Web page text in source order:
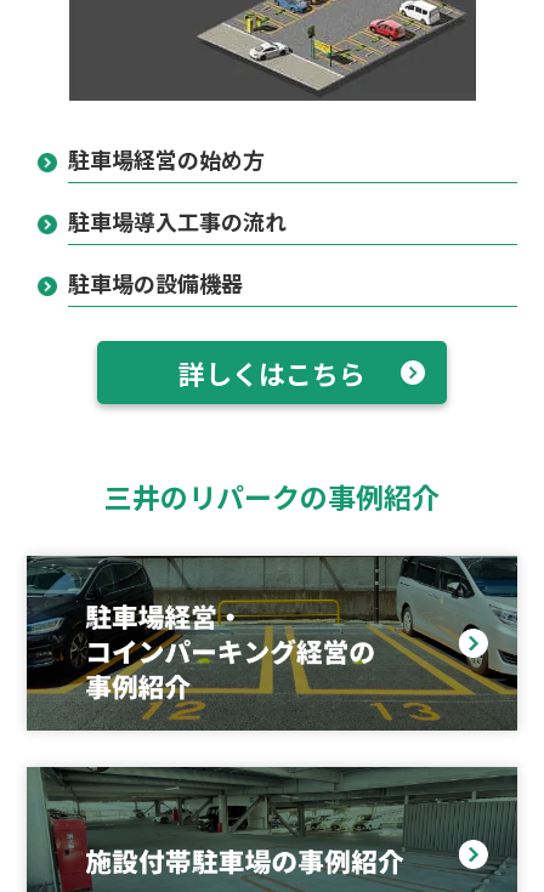
駐車場経営の始め方
駐車場導入工事の流れ
駐車場の設備機器
詳しくはこちら
三井のリパークの事例紹介